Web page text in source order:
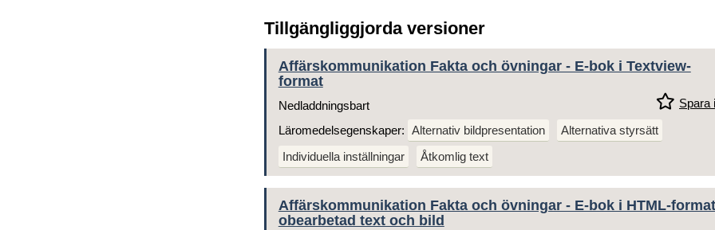
Tillgängliggjorda versioner
Affärskommunikation Fakta och övningar - E-bok i Textview-
format
Spara
Nedladdningsbart
Läromedelsegenskaper: Alternativ bildpresentation
Alternativa styrsätt
Individuella inställningar
Åtkomlig text
Affärskommunikation Fakta och övningar - E-bok i HTML-
obearbetad text och bild